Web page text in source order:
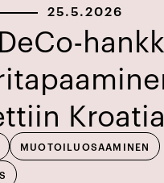
25.5.2026
MUOTOILUOSAAMINEN